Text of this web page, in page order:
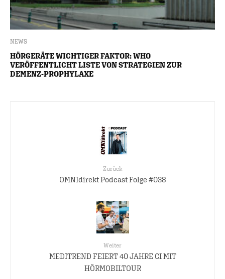
NEWS
HÖRGERÄTE WICHTIGER FAKTOR: WHO
VERÖFFENTLICHT LISTE VON STRATEGIEN ZUR
DEMENZ-PROPHYLAXE
Zurück
OMNIdirekt Podcast Folge #038
Weiter
MEDITREND FEIERT 40 JAHRE CI MIT
HÖRMOBILTOUR